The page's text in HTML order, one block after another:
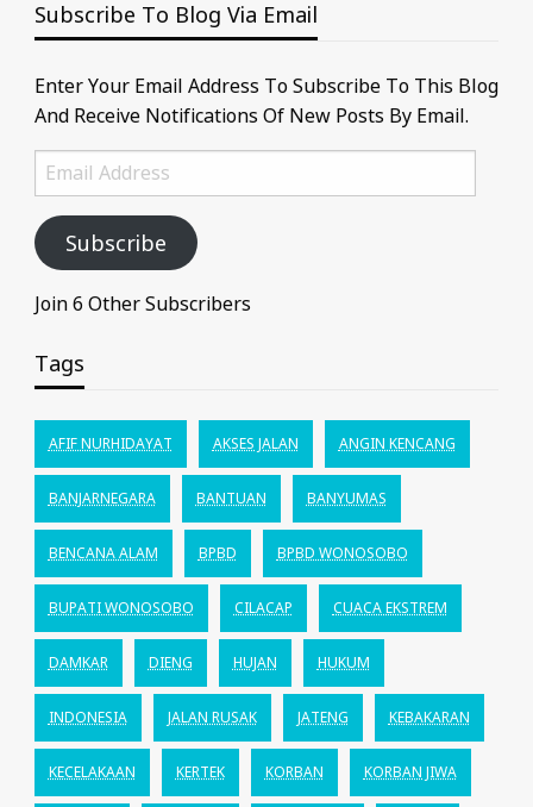
Subscribe To Blog Via Email
Enter Your Email Address To Subscribe To This Blog
And Receive Notifications Of New Posts By Email.
Email
Address
Subscribe
Join 6 Other Subscribers
Tags
AFIF NURHIDAYAT AKSES JALAN ANGIN KENCANG
BANJARNEGARA BANTUAN BANYUMAS
BENCANA ALAM BPBD BPBD WONOSOBO
BUPATI WONOSOBO CILACAP CUACA EKSTREM
DAMKAR DIENG HUJAN HUKUM
INDONESIA JALAN RUSAK JATENG KEBAKARAN
KECELAKAAN KERTEK KORBAN KORBAN JIWA